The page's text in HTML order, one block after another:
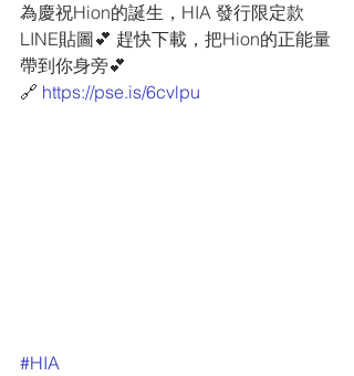
為慶祝Hion的誕生，HIA 發行限定款
LINE貼圖💕 趕快下載，把Hion的正能量
帶到你身旁💕
🔗 https://pse.is/6cvlpu
#HIA